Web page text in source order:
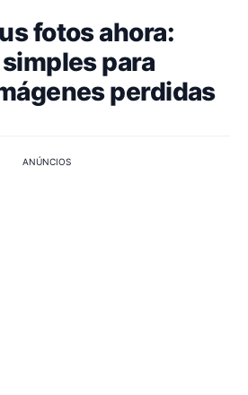
fotos ahora:
para
perdidas
ANÚNCIOS